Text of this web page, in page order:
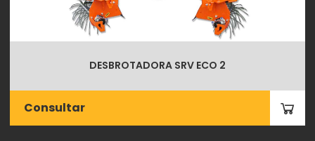
DESBROTADORA SRV ECO 2
Consultar